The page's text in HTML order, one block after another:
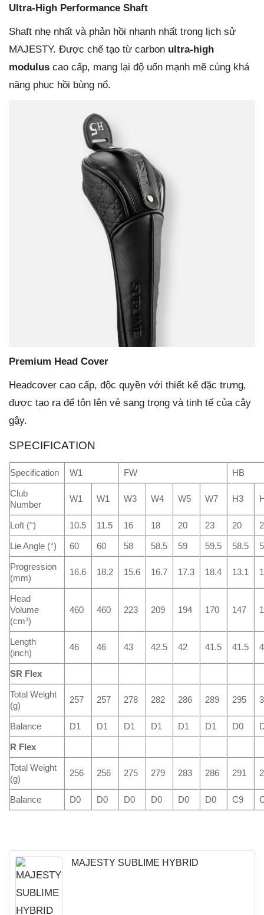
Ultra-High Performance Shaft
Shaft nhẹ nhất và phản hồi nhanh nhất trong lịch sử
MAJESTY. Được chế tạo từ carbon ultra-high
modulus cao cấp, mang lại độ uốn mạnh mẽ cùng khả
năng phục hồi bùng nổ.
Premium Head Cover
Headcover cao cấp, độc quyền với thiết kế đặc trưng,
được tạo ra để tôn lên vẻ sang trọng và tinh tế của cây
gậy.
SPECIFICATION
Specification W1 FW HB
Club
Number
W1 W1 W3 W4 W5 W7 H3
Loft (°) 10.5 11.5 16 18 20 23 20
Lie Angle (°) 60 60 58 58.5 59 59.5 58.5
Progression
(mm)
16.6 18.2 15.6 16.7 17.3 18.4 13.1
Head
Volume
(cm³)
460 460 223 209 194 170 147
Length
(inch)
46 46 43 42.5 42 41.5 41.5
SR Flex
Total Weight
(g)
257 257 278 282 286 289 295
Balance D1 D1 D1 D1 D1 D1 D0
R Flex
Total Weight
(g)
256 256 275 279 283 286 291
Balance D0 D0 D0 D0 D0 D0 C9
MAJESTY SUBLIME HYBRID